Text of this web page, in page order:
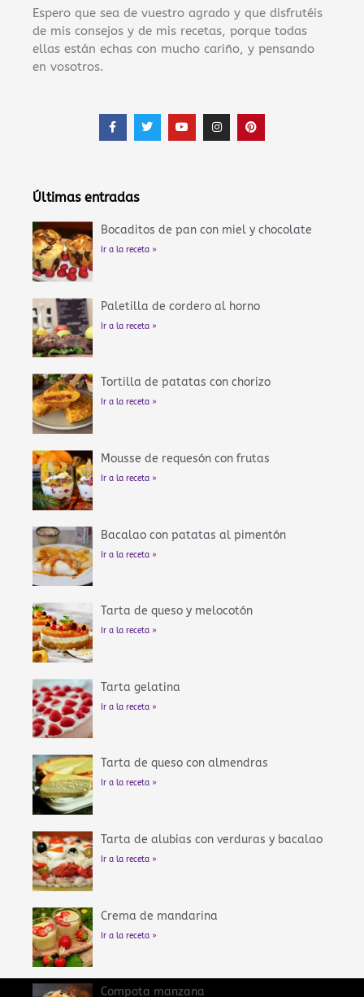
Espero que sea de vuestro agrado y que disfrutéis
de mis consejos y de mis recetas, porque todas
ellas están echas con mucho cariño, y pensando
en vosotros.
F
a
c
k
T
w
i
Y
o
u
I
n
s
P
i
n
Últimas entradas
Bocaditos de pan con miel y chocolate
Ir a la receta »
Paletilla de cordero al horno
Ir a la receta »
Tortilla de patatas con chorizo
Ir a la receta »
Mousse de requesón con frutas
Ir a la receta »
Bacalao con patatas al pimentón
Ir a la receta »
Tarta de queso y melocotón
Ir a la receta »
Tarta gelatina
Ir a la receta »
Tarta de queso con almendras
Ir a la receta »
Tarta de alubias con verduras y bacalao
Ir a la receta »
Crema de mandarina
Ir a la receta »
Compota manzana